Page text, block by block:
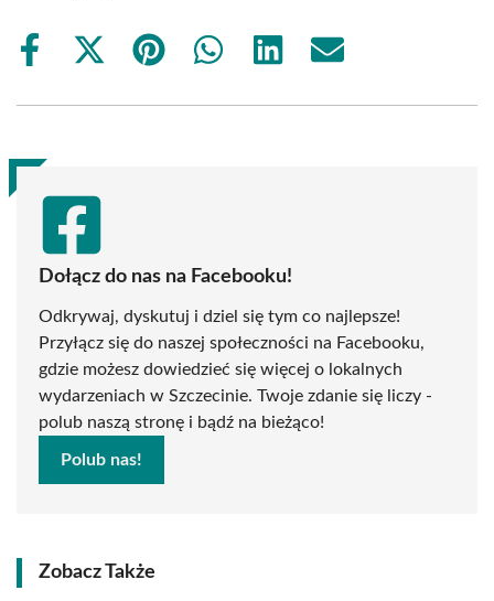
Share
Share
(Twitter)
Share
Share
Share
Share
Dołącz do nas na Facebooku!
Odkrywaj, dyskutuj i dziel się tym co najlepsze!
Przyłącz się do naszej społeczności na Facebooku,
gdzie możesz dowiedzieć się więcej o lokalnych
wydarzeniach w Szczecinie. Twoje zdanie się liczy -
polub naszą stronę i bądź na bieżąco!
Polub nas!
Zobacz Także